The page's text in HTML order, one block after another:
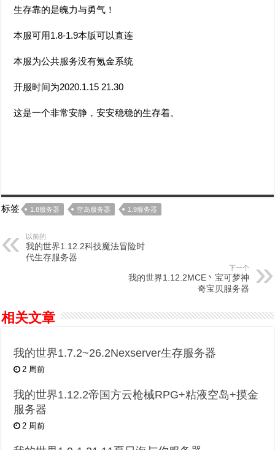
生存靠的是魄力与勇气！
本服可用1.8-1.9本版可以直连
本服为公共服务没有氪金系统
开服时间为2020.1.15 21.30
这是一个非常安静，安安稳稳的生存着。
标签 1.8服务器 空岛服务器 1.9服务器
以前的
我的世界1.12.2科技魔法冒险时
代生存服务器
下一个
我的世界1.12.2MCE丶宝可梦神
奇宝贝服务器
相关文章
我的世界1.7.2~26.2Nexserver生存服务器
2 周前
我的世界1.12.2帝国方云枪械RPG+粘液空岛+摸金
服务器
2 周前